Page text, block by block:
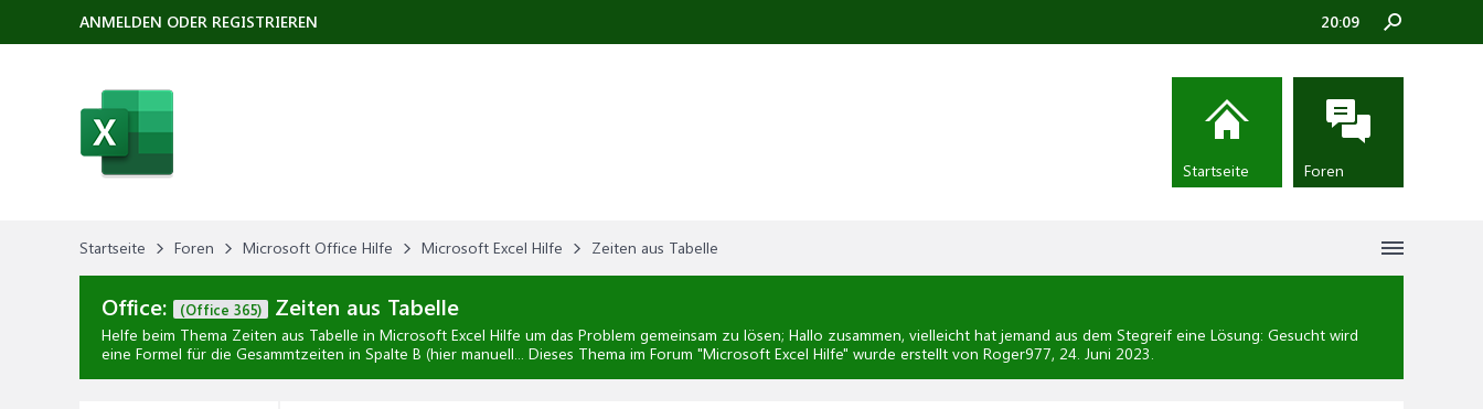
Startseite Foren Microsoft Office Hilfe Microsoft Excel Hilfe Zeiten aus Tabelle
Office: (Office 365) Zeiten aus Tabelle
Helfe beim Thema Zeiten aus Tabelle in Microsoft Excel Hilfe um das Problem gemeinsam zu lösen; Hallo zusammen, vielleicht hat jemand aus dem Stegreif eine Lösung: Gesucht wird
eine Formel für die Gesammtzeiten in Spalte B (hier manuell... Dieses Thema im Forum "Microsoft Excel Hilfe" wurde erstellt von Roger977, 24. Juni 2023.
ANMELDEN ODER REGISTRIEREN 20:09
Startseite Foren